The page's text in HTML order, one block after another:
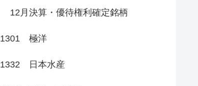
12月決算・優待権利確定銘柄
1301 極洋
1332 日本水産